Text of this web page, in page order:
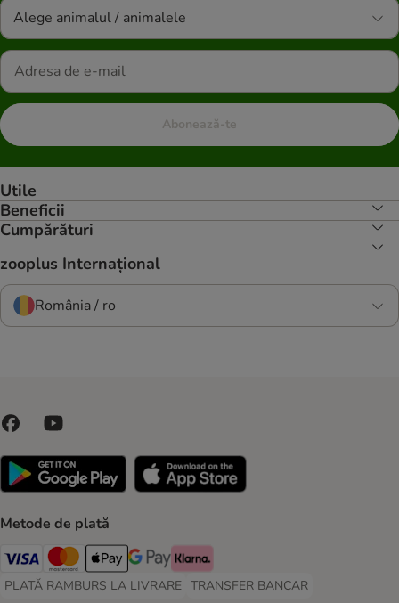
Alege animalul / animalele
Abonează-te
Utile
Beneficii
Cumpărături
zooplus Internațional
România / ro
Metode de plată
Visa Payment Method
Master Card Payment Method
Apple Pay Payment Method
Google Pay Payment Method
Klarna Payment Method
PLATĂ RAMBURS LA LIVRARE
PLATĂ RAMBURS LA LIVRARE Payment Method
TRANSFER BANCAR
TRANSFER BANCAR Payment